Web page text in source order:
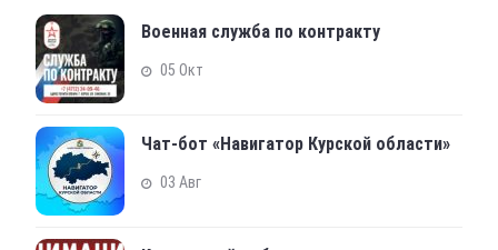
Военная служба по контракту
05 Окт
Чат-бот «Навигатор Курской области»
03 Авг